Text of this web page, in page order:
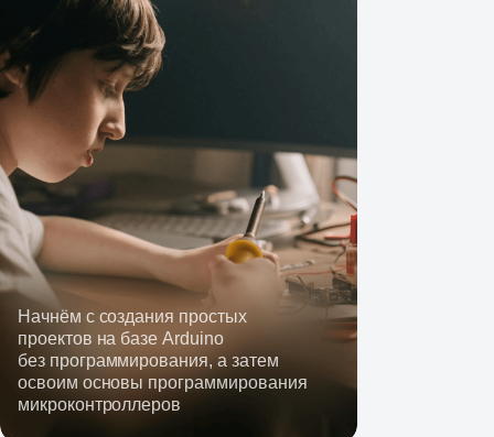
Начнём с создания простых
проектов на базе Arduino
без программирования, а затем
освоим основы программирования
микроконтроллеров